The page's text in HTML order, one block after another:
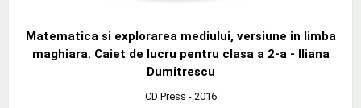
Matematica si explorarea mediului, versiune in limba
maghiara. Caiet de lucru pentru clasa a 2-a - Iliana
Dumitrescu
CD Press - 2016